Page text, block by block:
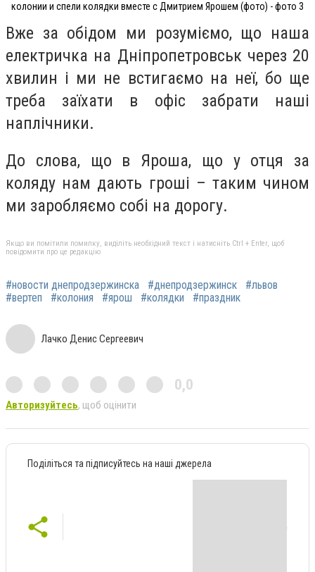
колонии и спели колядки вместе с Дмитрием Ярошем (фото) - фото 3
Вже за обідом ми розуміємо, що наша
електричка на Дніпропетровськ через 20
хвилин і ми не встигаємо на неї, бо ще
треба заїхати в офіс забрати наші
наплічники.
До слова, що в Яроша, що у отця за
коляду нам дають гроші – таким чином
ми заробляємо собі на дорогу.
Якщо ви помітили помилку, виділіть необхідний текст і натисніть Ctrl + Enter, щоб
повідомити про це редакцію
#новости днепродзержинска #днепродзержинск
#львов
#вертеп
#колония #ярош #колядки #праздник
Лачко Денис Сергеевич
0,0
Авторизуйтесь, щоб оцінити
Поділіться та підписуйтесь на наші джерела